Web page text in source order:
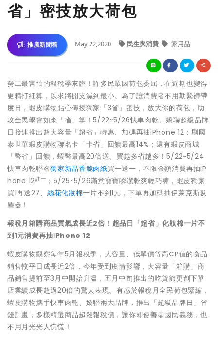
省」密技放大荷包
推廣新聞稿 May 22,2020 民生與消費 家用品
勞工最害怕的報稅季來臨！許多民眾因荷包委屈，在近期也變得
更精打細算，以求將開支減到最小。為了讓消費者不用勒緊褲帶
度日，蝦皮購物貼心傳授獨家「3省」密技，放大你的荷包，助
攻全民學會如來「省」掌！5/22~5/26快車肉乾、嬌聯超級品牌
日接連推出超大容量「超省」特惠、加碼再抽iPhone 12；刷國
泰世華蝦皮購物聯名卡「卡省」回饋最高14%；還有蝦皮商城
「幣省」回饋，蝦幣最高20倍送、買越多省越多！5/22~5/24
快車肉乾聯名獨家新品香脆肉紙買一送一，不限金額消費再抽iP
hone 12註一 ；5/25~5/26滿意寶寶瞬潔乾爽輕巧褲，蝦皮獨家
買1再送27、 絲花化妝棉一片不到1元，下單再加碼抽伊萊克斯吸
塵器！
報稅月箱購商品買氣成長近2倍！超品日「超省」化妝棉一片不
到1元消費再抽iPhone 12
蝦皮購物觀察每年5月報稅季，大容量、低單價等高CP值的食品
銷售較平日成長近2倍，今年受到疫情影響，大容量「箱購」商
品銷售提前至3月中開始升溫，五月中旬推出的吃貨節更創下單
店業績成長超過20倍的驚人表現。有感於報稅月全民荷包緊縮，
蝦皮購物攜手快車肉乾、嬌聯兩大品牌，推出「超級品牌日」省
錢計畫，多樣精選商品超殺報稅價，讓你即使善盡國民義務，也
不用月光光人慌慌！